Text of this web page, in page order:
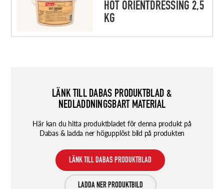
HOT ORIENTDRESSING 2,5
KG
LÄNK TILL DABAS PRODUKTBLAD &
NEDLADDNINGSBART MATERIAL
Här kan du hitta produktbladet för denna produkt på
Dabas & ladda ner högupplöst bild på produkten
LÄNK TILL DABAS PRODUKTBLAD
LADDA NER PRODUKTBILD